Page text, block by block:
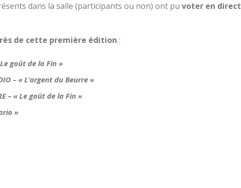
dans la salle (participants ou non) ont pu voter en direct
de cette première édition :
Le goût de la Fin »
– « L’argent du Beurre »
– « Le goût de la Fin »
»